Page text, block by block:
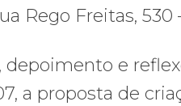
Rego Freitas, 530
e
a proposta de